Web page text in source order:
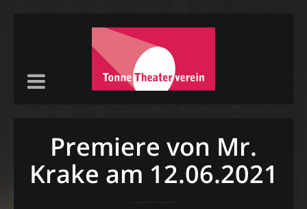
Premiere von Mr.
Krake am 12.06.2021